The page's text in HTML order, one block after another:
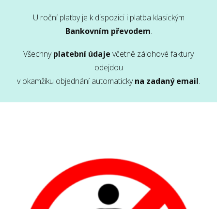
U roční platby je k dispozici i platba klasickým
Bankovním převodem.
Všechnyplatební údaje včetně zálohové faktury
odejdou
v okamžiku objednání automatickyna zadaný email.